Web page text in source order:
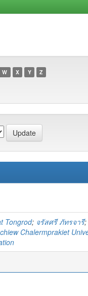
W X Y Z
Tongrod; จรัสศรี ภัทรจารี;
Chalermprakiet